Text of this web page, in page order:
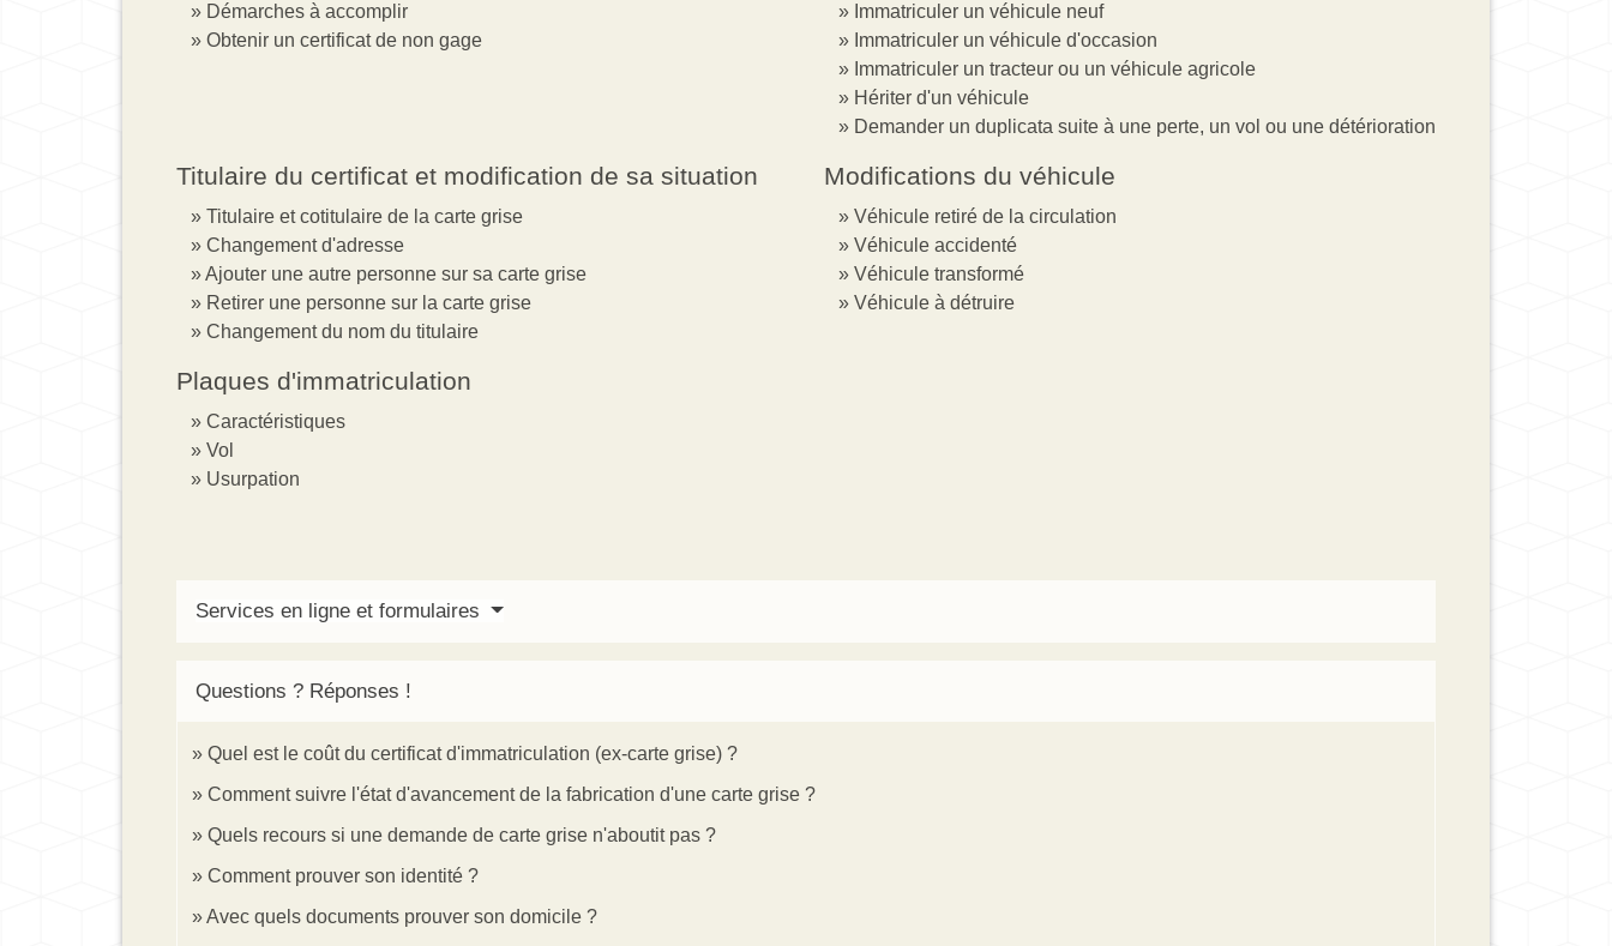
Démarches à accomplir
Obtenir un certificat de non gage
Immatriculer un véhicule neuf
Immatriculer un véhicule d'occasion
Immatriculer un tracteur ou un véhicule agricole
Hériter d'un véhicule
Demander un duplicata suite à une perte, un vol ou une détérioration
Titulaire du certificat et modification de sa situation
Titulaire et cotitulaire de la carte grise
Changement d'adresse
Ajouter une autre personne sur sa carte grise
Retirer une personne sur la carte grise
Changement du nom du titulaire
Modifications du véhicule
Véhicule retiré de la circulation
Véhicule accidenté
Véhicule transformé
Véhicule à détruire
Plaques d'immatriculation
Caractéristiques
Vol
Usurpation
Services en ligne et formulaires
Questions ? Réponses !
Quel est le coût du certificat d'immatriculation (ex-carte grise) ?
Comment suivre l'état d'avancement de la fabrication d'une carte grise ?
Quels recours si une demande de carte grise n'aboutit pas ?
Comment prouver son identité ?
Avec quels documents prouver son domicile ?